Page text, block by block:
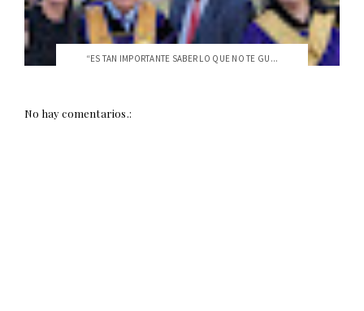
“ES TAN IMPORTANTE SABER LO QUE NO TE GU...
No hay comentarios.: